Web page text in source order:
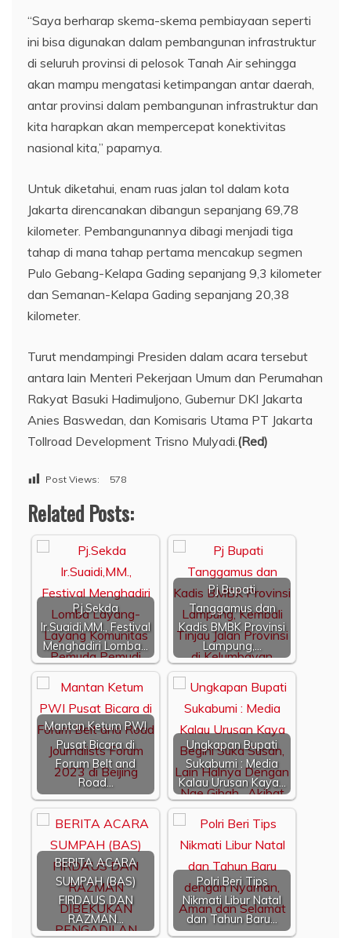
“Saya berharap skema-skema pembiayaan seperti
ini bisa digunakan dalam pembangunan infrastruktur
di seluruh provinsi di pelosok Tanah Air sehingga
akan mampu mengatasi ketimpangan antar daerah,
antar provinsi dalam pembangunan infrastruktur dan
kita harapkan akan mempercepat konektivitas
nasional kita,” paparnya.
Untuk diketahui, enam ruas jalan tol dalam kota
Jakarta direncanakan dibangun sepanjang 69,78
kilometer. Pembangunannya dibagi menjadi tiga
tahap di mana tahap pertama mencakup segmen
Pulo Gebang-Kelapa Gading sepanjang 9,3 kilometer
dan Semanan-Kelapa Gading sepanjang 20,38
kilometer.
Turut mendampingi Presiden dalam acara tersebut
antara lain Menteri Pekerjaan Umum dan Perumahan
Rakyat Basuki Hadimuljono, Gubernur DKI Jakarta
Anies Baswedan, dan Komisaris Utama PT Jakarta
Tollroad Development Trisno Mulyadi.(Red)
Post Views: 578
Related Posts:
Pj.Sekda
Ir.Suaidi,MM., Festival
Menghadiri Lomba…
Pj Bupati
Tanggamus dan
Kadis BMBK Provinsi
Lampung,…
Mantan Ketum PWI
Pusat Bicara di
Forum Belt and
Road…
Ungkapan Bupati
Sukabumi : Media
Kalau Urusan Kaya…
BERITA ACARA
SUMPAH (BAS)
FIRDAUS DAN
RAZMAN…
Polri Beri Tips
Nikmati Libur Natal
dan Tahun Baru…